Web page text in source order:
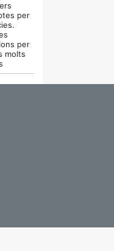
per
per
molts